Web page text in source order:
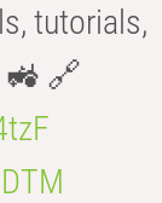
tutorials,
🚜 🔗